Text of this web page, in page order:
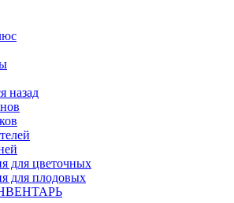
назад
для цветочных
для плодовых